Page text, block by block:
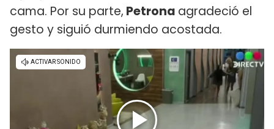
cama. Por su parte, Petrona agradeció el
gesto y siguió durmiendo acostada.